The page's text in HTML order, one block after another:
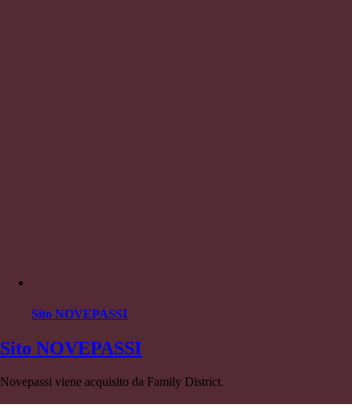
Sito NOVEPASSI
Sito NOVEPASSI
Novepassi viene acquisito da Family District.